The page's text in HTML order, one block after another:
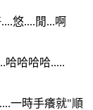
悠....閒...啊
哈哈哈哈.....
一時手癢就"順